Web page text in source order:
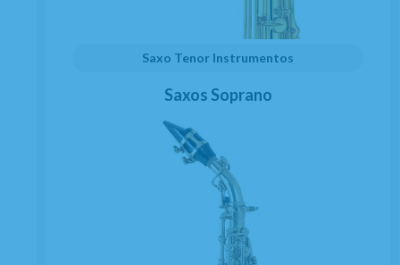
Saxo Tenor Instrumentos
Saxos Soprano